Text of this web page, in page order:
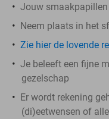
Jouw smaakpapillen
Neem plaats in het
Zie hier de lovende
Je beleeft een fijne
gezelschap
Er wordt rekening
(di)eetwensen of